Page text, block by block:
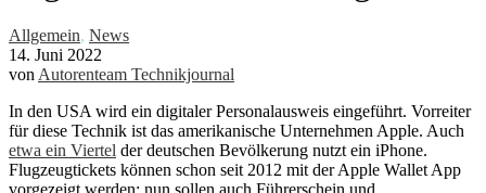
Allgemein, News
14. Juni 2022
von Autorenteam Technikjournal
In den USA wird ein digitaler Personalausweis eingeführt. Vorreiter
für diese Technik ist das amerikanische Unternehmen Apple. Auch
etwa ein Viertel der deutschen Bevölkerung nutzt ein iPhone.
Flugzeugtickets können schon seit 2012 mit der Apple Wallet App